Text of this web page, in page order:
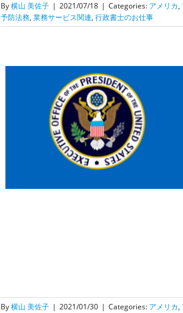
By横山 美佐子 | 2021/07/18 | Categories: アメリカ,
予防法務, 業務サービス関連, 行政書士のお仕事
By横山 美佐子 | 2021/01/30 | Categories: アメリカ,